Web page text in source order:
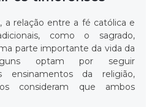
a relação entre a fé católica e
como o sagrado,
parte importante da vida da
optam por seguir
ensinamentos da religião,
consideram que ambos